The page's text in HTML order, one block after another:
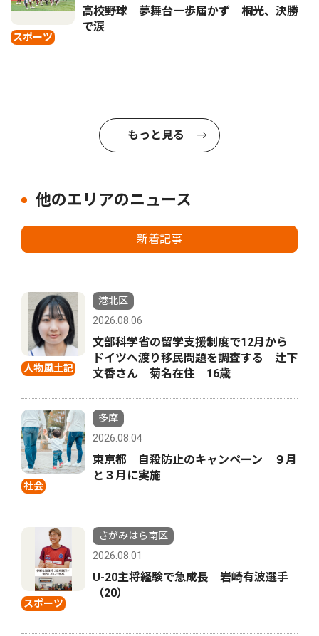
スポーツ
高校野球 夢舞台一歩届かず 桐光、決勝
で涙
もっと見る
他のエリアのニュース
新着記事
人物風土記
港北区
2026.08.06
文部科学省の留学支援制度で12月から
ドイツへ渡り移民問題を調査する 辻下
文香さん 菊名在住 16歳
社会
多摩
2026.08.04
東京都 自殺防止のキャンペーン ９月
と３月に実施
スポーツ
さがみはら南区
2026.08.01
U-20主将経験で急成長 岩崎有波選手
（20）